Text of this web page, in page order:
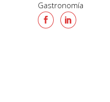
Gastronomía